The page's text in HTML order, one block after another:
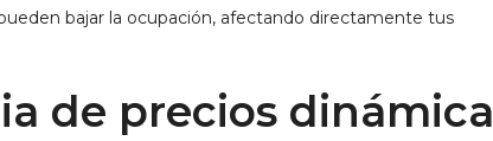
bajar la ocupación, afectando directamente tus
de precios dinámica